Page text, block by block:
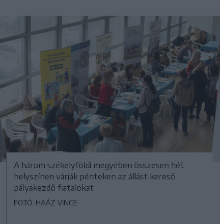
A három székelyföldi megyében összesen hét
helyszínen várják pénteken az állást kereső
pályakezdő fiatalokat
FOTÓ: HAÁZ VINCE